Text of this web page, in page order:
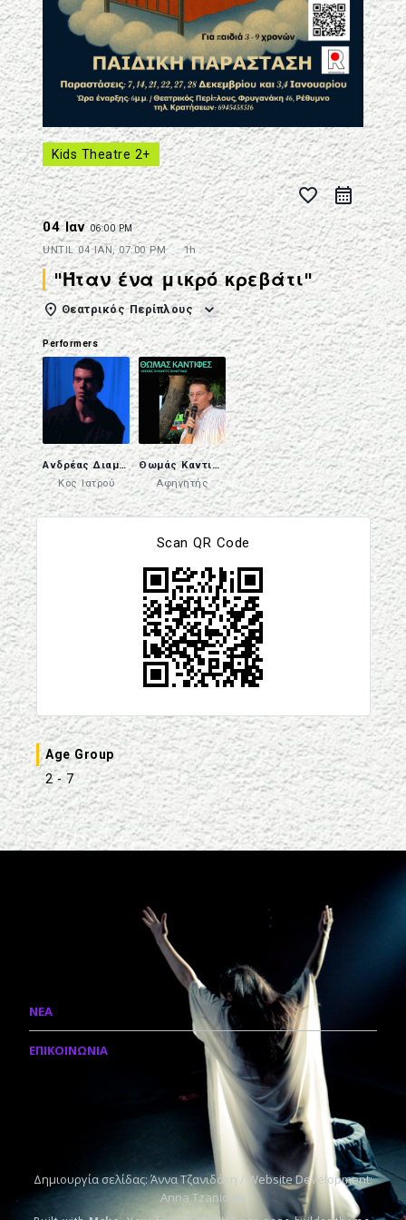
Kids Theatre 2+
favorite_border
04 Ιαν06:00 PM
UNTIL04 ΙΑΝ, 07:00 PM 1h
"Ήταν ένα μικρό κρεβάτι"
Θεατρικός Περίπλους
Performers
Ανδρέας Διαμαντάκης
Κος Ιατρού
Θωμάς Καντιφές
Αφηγητής
Scan QR Code
Age Group
2 - 7
ΝΕΑ
ΕΠΙΚΟΙΝΩΝΙΑ
Δημιουργία σελίδας: Άννα Τζανιδάκη / Website Development:
Anna Tzanidaki